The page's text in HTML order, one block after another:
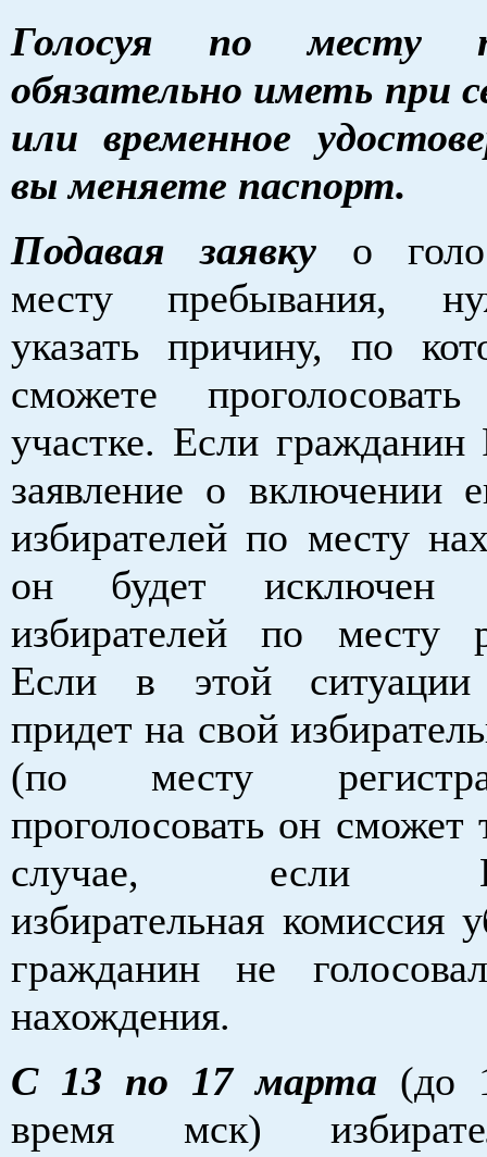
Голосуя по месту
обязательно иметь при
или временное
вы меняете паспорт.
Подавая заявку о
месту пребывания,
указать причину, по
сможете
участке. Если
заявление о включении
избирателей по месту
он будет исключен
избирателей по месту
Если в этой ситуации
придет на свой
(по месту
проголосовать он сможет
случае, если
избирательная комиссия
гражданин не
нахождения.
С 13 по 17 марта (до
время мск)